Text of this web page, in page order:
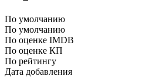
По умолчанию
По умолчанию
По оценке IMDB
По оценке КП
По рейтингу
Дата добавления